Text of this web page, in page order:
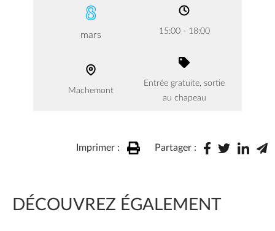
8
mars 15:00 - 18:00
Machemont
Entrée gratuite, sortie
au chapeau
Imprimer : Partager :
DÉCOUVREZ ÉGALEMENT